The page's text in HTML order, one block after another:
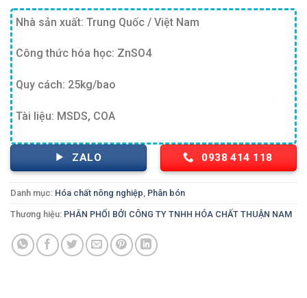
Nhà sản xuất: Trung Quốc / Việt Nam
Công thức hóa học: ZnSO4
Quy cách: 25kg/bao
Tài liệu: MSDS, COA
ZALO 0938 414 118
Danh mục: Hóa chất nông nghiệp, Phân bón
Thương hiệu: PHÂN PHỐI BỞI CÔNG TY TNHH HÓA CHẤT THUẬN NAM